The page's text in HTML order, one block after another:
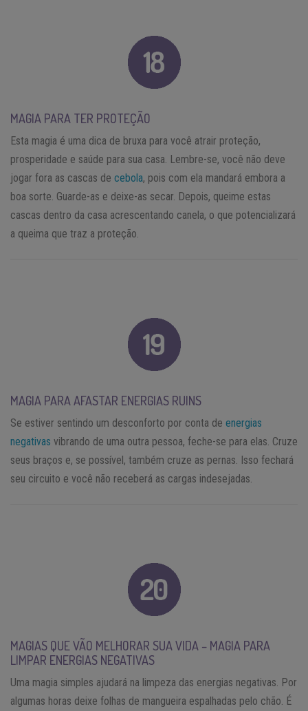
MAGIA PARA TER PROTEÇÃO
Esta magia é uma dica de bruxa para você atrair proteção,
prosperidade e saúde para sua casa. Lembre-se, você não deve
jogar fora as cascas de cebola, pois com ela mandará embora a
boa sorte. Guarde-as e deixe-as secar. Depois, queime estas
cascas dentro da casa acrescentando canela, o que potencializará
a queima que traz a proteção.
MAGIA PARA AFASTAR ENERGIAS RUINS
Se estiver sentindo um desconforto por conta de energias
negativas vibrando de uma outra pessoa, feche-se para elas. Cruze
seus braços e, se possível, também cruze as pernas. Isso fechará
seu circuito e você não receberá as cargas indesejadas.
MAGIAS QUE VÃO MELHORAR SUA VIDA – MAGIA PARA
LIMPAR ENERGIAS NEGATIVAS
Uma magia simples ajudará na limpeza das energias negativas. Por
algumas horas deixe folhas de mangueira espalhadas pelo chão. É